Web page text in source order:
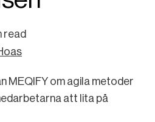
read
MEQIFY om agila metoder
att lita på